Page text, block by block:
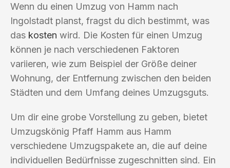
Wenn du einen Umzug von Hamm nach
Ingolstadt planst, fragst du dich bestimmt, was
das kosten wird. Die Kosten für einen Umzug
können je nach verschiedenen Faktoren
variieren, wie zum Beispiel der Größe deiner
Wohnung, der Entfernung zwischen den beiden
Städten und dem Umfang deines Umzugsguts.
Um dir eine grobe Vorstellung zu geben, bietet
Umzugskönig Pfaff Hamm aus Hamm
verschiedene Umzugspakete an, die auf deine
individuellen Bedürfnisse zugeschnitten sind. Ein